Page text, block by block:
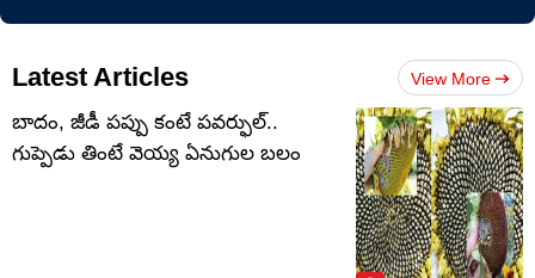
Latest Articles View More
బాదం, జీడీ పప్పు కంటే పవర్ఫుల్..
గుప్పెడు తింటే వెయ్య ఏనుగుల బలం